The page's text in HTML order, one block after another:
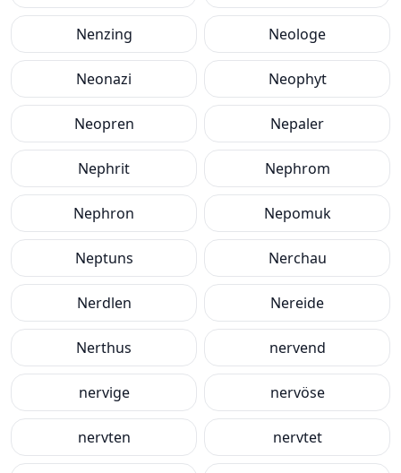
Nenzing Neologe
Neonazi Neophyt
Neopren Nepaler
Nephrit Nephrom
Nephron Nepomuk
Neptuns Nerchau
Nerdlen Nereide
Nerthus nervend
nervige nervöse
nervten nervtet